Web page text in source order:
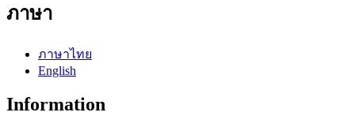
ภาษา
ภาษาไทย
English
Information